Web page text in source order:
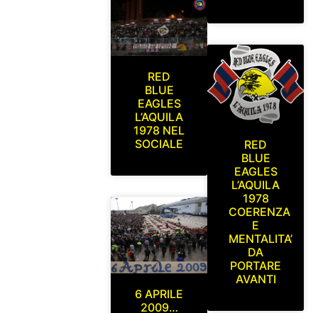
RED
BLUE
EAGLES
L’AQUILA
1978 NEL
SOCIALE
6 APRILE
2009…
RED
BLUE
EAGLES
L’AQUILA
1978
COERENZA
E
MENTALITA’
DA
PORTARE
AVANTI